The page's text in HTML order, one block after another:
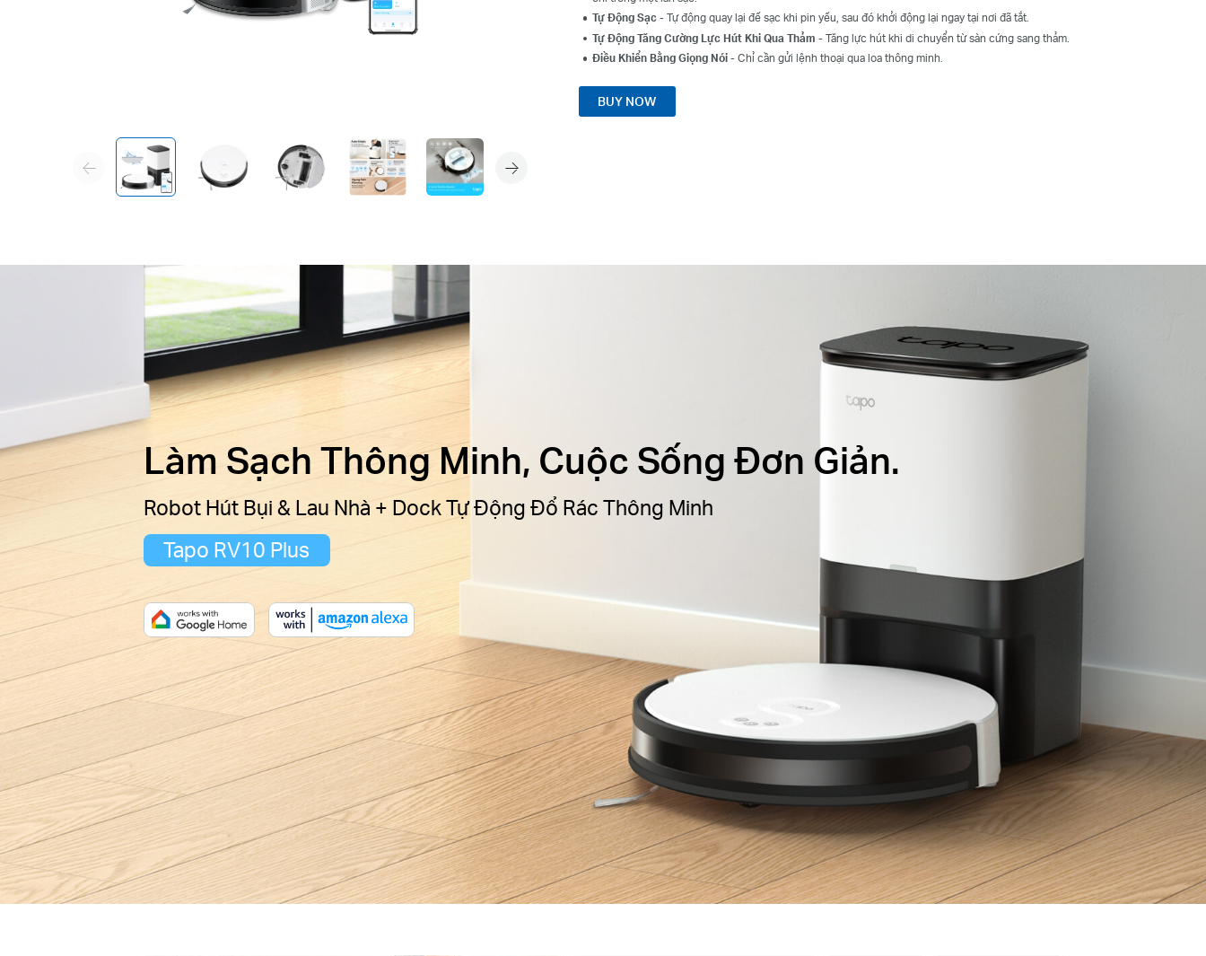
Tự Động Sạc - Tự động quay lại đế sạc khi pin yếu, sau đó khởi động lại ngay tại nơi đã tắt.
Tự Động Tăng Cường Lực Hút Khi Qua Thảm - Tăng lực hút khi di chuyển từ sàn cứng sang thảm.
Điều Khiển Bằng Giọng Nói- Chỉ cần gửi lệnh thoại qua loa thông minh.
BUY NOW
Làm Sạch Thông Minh, Cuộc Sống Đơn Giản.
Robot Hút Bụi & Lau Nhà + Dock Tự Động Đổ Rác Thông Minh
Tapo RV10 Plus